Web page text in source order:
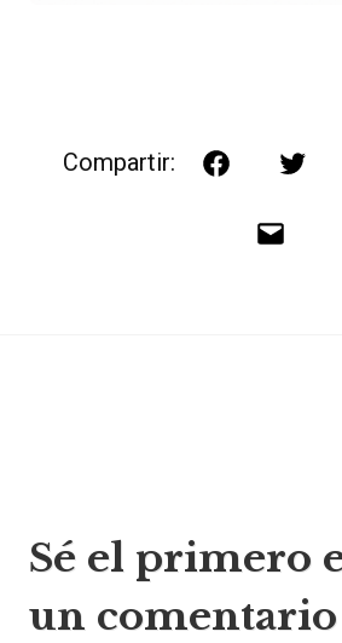
Compartir: Facebook
Correo
de
Sé el primero
un comentario